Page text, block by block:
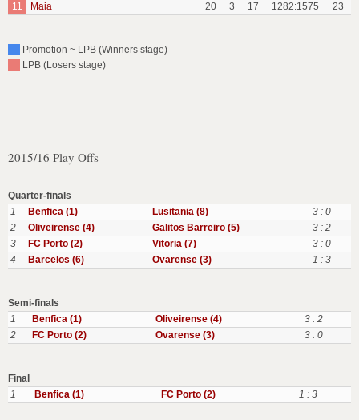
11
Maia 20 3 17 1282:1575 23
Promotion ~ LPB (Winners stage)
LPB (Losers stage)
2015/16 Play Offs
Quarter-finals
1
Benfica (1) Lusitania (8)
3 : 0
2
Oliveirense (4) Galitos Barreiro (5)
3 : 2
3
FC Porto (2) Vitoria (7)
3 : 0
4
Barcelos (6) Ovarense (3) 1 : 3
Semi-finals
1
Benfica (1) Oliveirense (4)
3 : 2
2
FC Porto (2) Ovarense (3) 3 : 0
Final
1
Benfica (1) FC Porto (2) 1 : 3